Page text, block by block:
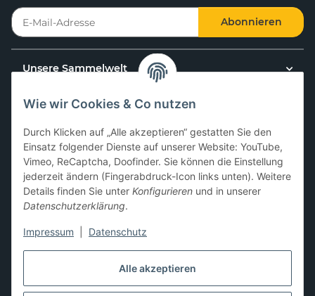
Alle akzeptieren
Wie wir Cookies & Co nutzen
Durch Klicken auf „Alle akzeptieren“ gestatten Sie den
Einsatz folgender Dienste auf unserer Website: YouTube,
Vimeo, ReCaptcha, Doofinder. Sie können die Einstellung
jederzeit ändern (Fingerabdruck-Icon links unten). Weitere
Details finden Sie unter Konfigurieren und in unserer
Datenschutzerklärung.
Impressum Datenschutz
Abonnieren
Unsere Sammelwelt
Kundenservice
News & Aktionen
Gesetzliche Informationen
Hier kannst du uns folgen: